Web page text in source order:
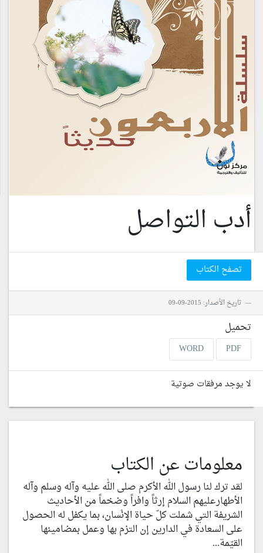
أدب التواصل
تصفح الكتاب
تاريخ الأصدار: 2015-09-09
تحميل
PDF
WORD
لا يوجد مرفقات صوتية
معلومات عن الكتاب
لقد ترك لنا رسول الله الأكرم صلى الله عليه وآله وسلم وآله
الأطهارعليهم السلام إرثاً وافراً وضخماً من الأحاديث
الشريفة التي شملت كلّ حياة الإنْسان، بما يكفل له الحصول
على السعادة في الدارين إن التزم بها وعمل بمضامينها
القيّمة...